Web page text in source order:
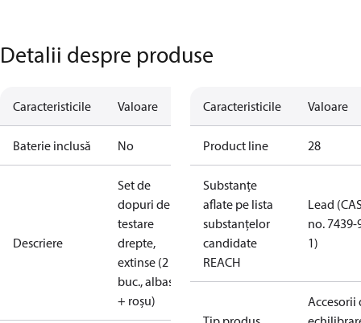
Detalii despre produse
Caracteristicile Valoare
Baterie inclusă No
Descriere
Set de
dopuri de
testare
drepte,
extinse (2
buc., albastru
+ roșu)
Caracteristicile Valoare
Product line 28
Substanțe
aflate pe lista
substanțelor
candidate
REACH
Lead
no. 7439-
1)
Accesorii